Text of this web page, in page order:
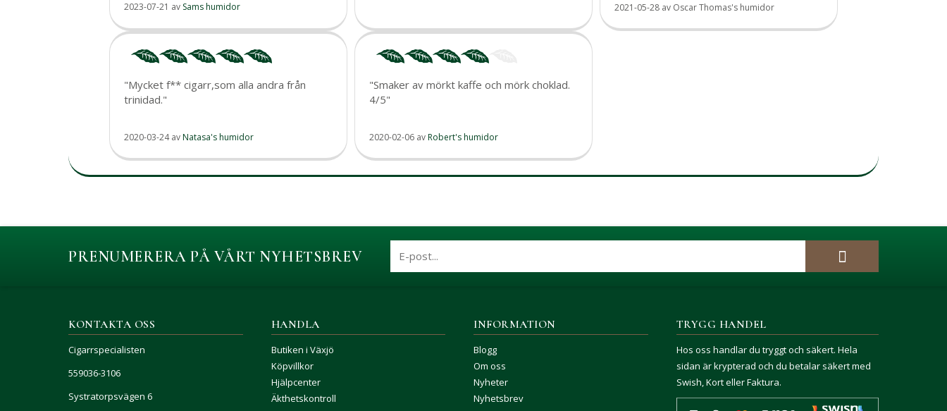
2023-07-21 av Sams humidor 2021-05-28 av Oscar Thomas's humidor
"Mycket f** cigarr,som alla andra från
trinidad."
2020-03-24avNatasa's humidor
"Smaker av mörkt kaffe och mörk choklad.
4/5"
2020-02-06 avRobert's humidor
PRENUMERERA PÅ VÅRT NYHETSBREV
KONTAKTA OSS
Cigarrspecialisten
559036-3106
Systratorpsvägen 6
HANDLA
Butiken i Växjö
Köpvillkor
Hjälpcenter
Äkthetskontroll
INFORMATION
Blogg
Om oss
Nyheter
Nyhetsbrev
TRYGG HANDEL
Hos oss handlar du tryggt och säkert. Hela
sidan är krypterad och du betalar säkert med
Swish, Kort eller Faktura.